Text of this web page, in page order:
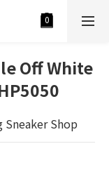
Off White
Shop